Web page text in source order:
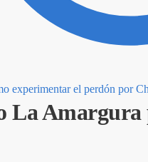
experimentar el perdón por
La Amargura